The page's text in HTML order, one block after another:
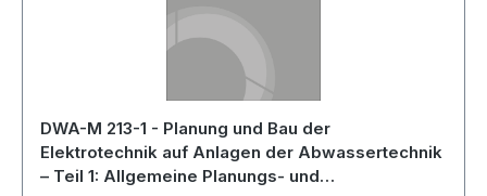
DWA-M 213-1 - Planung und Bau der
Elektrotechnik auf Anlagen der Abwassertechnik
– Teil 1: Allgemeine Planungs- und